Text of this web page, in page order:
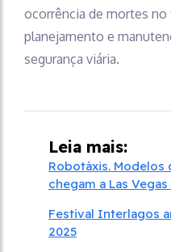
ocorrência de mortes
planejamento e
segurança viária.
Leia mais:
Robotáxis.
chegam a Las
Festival Interlagos
2025